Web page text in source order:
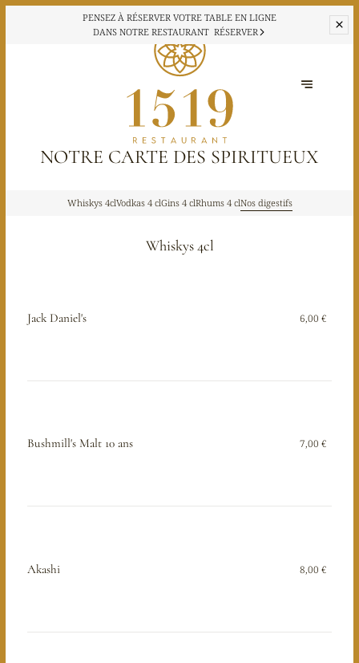
PENSEZ À RÉSERVER VOTRE TABLE EN LIGNE
DANS NOTRE RESTAURANT RÉSERVER
NOTRE CARTE DES SPIRITUEUX
Whiskys 4clVodkas 4 clGins 4 clRhums 4 clNos digestifs
Whiskys 4cl
Jack Daniel's 6,00 €
Bushmill's Malt 10 ans 7,00 €
Akashi 8,00 €